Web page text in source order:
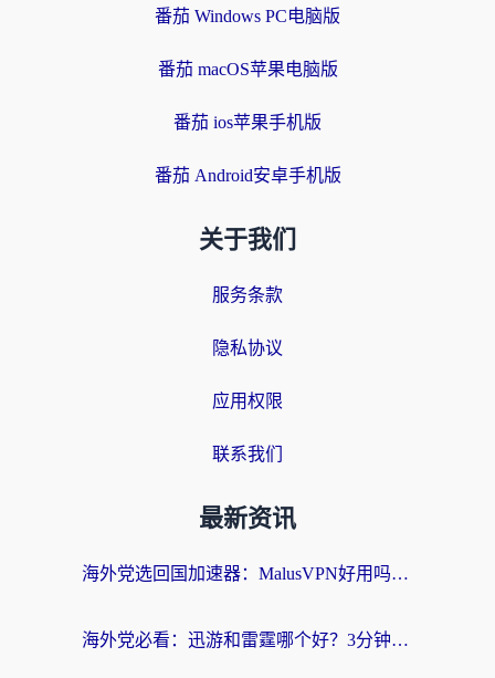
番茄 Windows PC电脑版
番茄 macOS苹果电脑版
番茄 ios苹果手机版
番茄 Android安卓手机版
关于我们
服务条款
隐私协议
应用权限
联系我们
最新资讯
海外党选回国加速器：MalusVPN好用吗？和快帆VPN哪个好？附真实对比与避坑指南
海外党必看：迅游和雷霆哪个好？3分钟教你选对回国加速器，无缝刷国内剧玩手游